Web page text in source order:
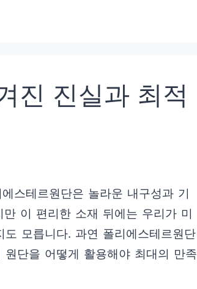
진 진실과 최적
스테르원단은 놀라운 내구성과 기
이 편리한 소재 뒤에는 우리가 미
모릅니다. 과연 폴리에스테르원단
단을 어떻게 활용해야 최대의 만족